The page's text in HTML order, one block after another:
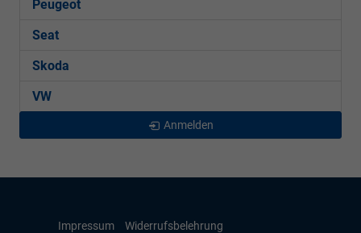
Peugeot
Seat
Skoda
VW
Anmelden
Impressum
Widerrufsbelehrung